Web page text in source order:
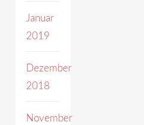
Januar
2019
Dezember
2018
November